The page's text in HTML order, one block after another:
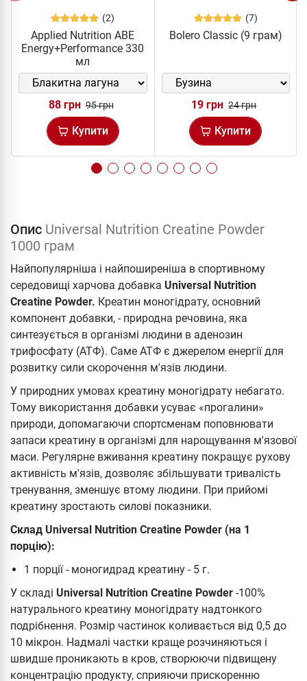
(2)
Applied Nutrition ABE
Energy+Performance 330
мл
88 грн 95 грн
Купити
(7)
Bolero Classic (9 грам)
19 грн 24 грн
Купити
Опис Universal Nutrition Creatine Powder
1000 грам
Найпопулярніша і найпоширеніша в спортивному
середовищі харчова добавка Universal Nutrition
Creatine Powder. Креатин моногідрату, основний
компонент добавки, - природна речовина, яка
синтезується в організмі людини в аденозин
трифосфату (АТФ). Саме АТФ є джерелом енергії для
розвитку сили скорочення м'язів людини.
У природних умовах креатину моногідрату небагато.
Тому використання добавки усуває «прогалини»
природи, допомагаючи спортсменам поповнювати
запаси креатину в організмі для нарощування м'язової
маси. Регулярне вживання креатину покращує рухову
активність м'язів, дозволяє збільшувати тривалість
тренування, зменшує втому людини. При прийомі
креатину зростають силові показники.
Склад Universal Nutrition Creatine Powder (на 1
порцію):
1 порції - моногидрад креатину - 5 г.
У складі Universal Nutrition Creatine Powder -100%
натурального креатину моногідрату надтонкого
подрібнення. Розмір частинок коливається від 0,5 до
10 мікрон. Надмалі частки краще розчиняються і
швидше проникають в кров, створюючи підвищену
концентрацію продукту, сприяючи прискоренню